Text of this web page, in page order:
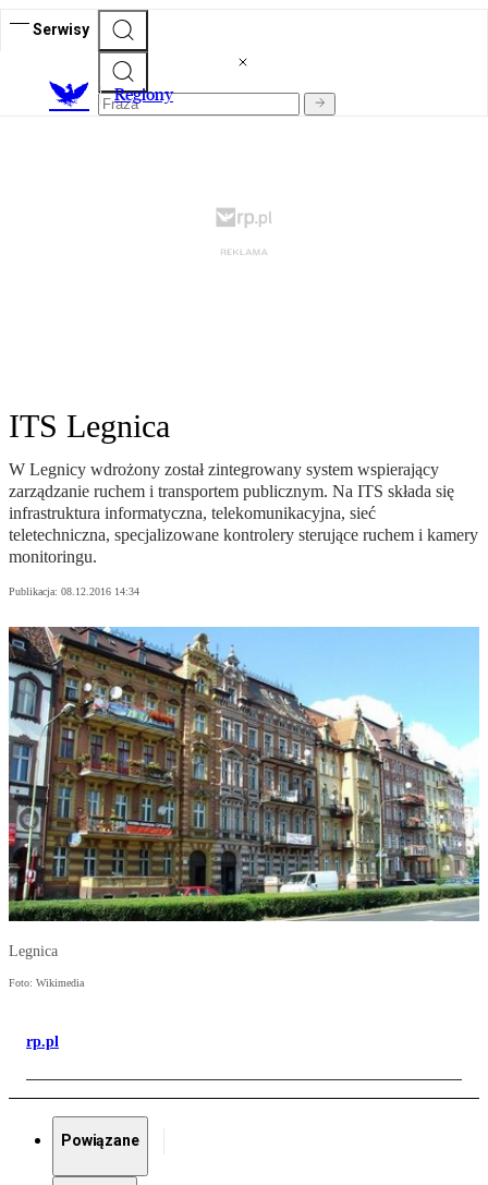
Serwisy
Regiony
ITS Legnica
W Legnicy wdrożony został zintegrowany system wspierający
zarządzanie ruchem i transportem publicznym. Na ITS składa się
infrastruktura informatyczna, telekomunikacyjna, sieć
teletechniczna, specjalizowane kontrolery sterujące ruchem i kamery
monitoringu.
Publikacja: 08.12.2016 14:34
Legnica
Foto: Wikimedia
rp.pl
Powiązane